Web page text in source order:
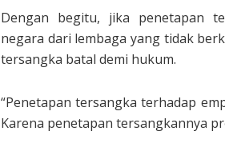
Dengan begitu, jika penetapan
negara dari lembaga yang tidak
tersangka batal demi hukum.
“Penetapan tersangka terhadap
Karena penetapan tersangkannya